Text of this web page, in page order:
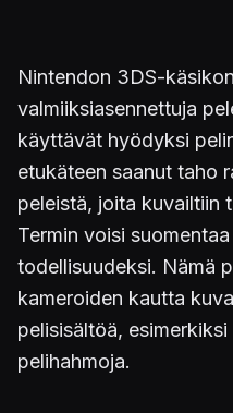
Nintendon 3DS-
valmiiksiasennettuja
käyttävät hyödyksi
etukäteen saanut taho
peleistä, joita kuvailtiin
Termin voisi
todellisuudeksi. Nämä
kameroiden kautta
pelisisältöä,
pelihahmoja.